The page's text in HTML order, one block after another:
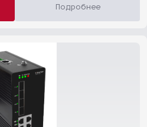
Подробнее